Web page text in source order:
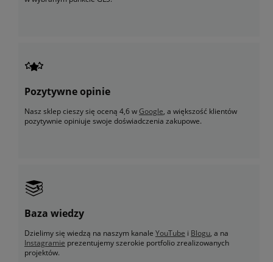
Pozytywne opinie
Nasz sklep cieszy się oceną 4,6 wGoogle, a większość klientów
pozytywnie opiniuje swoje doświadczenia zakupowe.
Baza wiedzy
Dzielimy się wiedzą na naszym kanale YouTube i Blogu, a na
Instagramie prezentujemy szerokie portfolio zrealizowanych
projektów.